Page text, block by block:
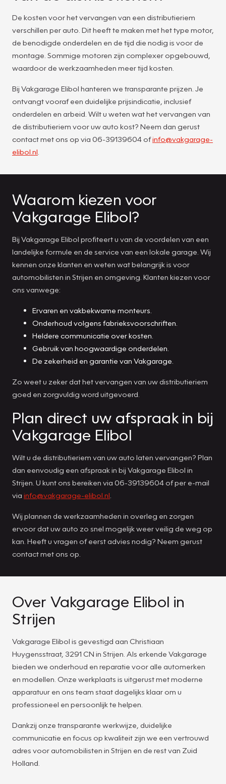
De kosten voor het vervangen van een distributieriem
verschillen per auto. Dit heeft te maken met het type motor,
de benodigde onderdelen en de tijd die nodig is voor de
montage. Sommige motoren zijn complexer opgebouwd,
waardoor de werkzaamheden meer tijd kosten.
Bij Vakgarage Elibol hanteren we transparante prijzen. Je
ontvangt vooraf een duidelijke prijsindicatie, inclusief
onderdelen en arbeid. Wilt u weten wat het vervangen van
de distributieriem voor uw auto kost? Neem dan gerust
contact met ons op via 06-39139604 ofinfo@vakgarage-
elibol.nl
Waarom kiezen voor
Vakgarage Elibol?
Bij Vakgarage Elibol profiteert u van de voordelen van een
landelijke formule en de service van een lokale garage. Wij
kennen onze klanten en weten wat belangrijk is voor
automobilisten in Strijen en omgeving. Klanten kiezen voor
ons vanwege:
Ervaren en vakbekwame monteurs.
Onderhoud volgens fabrieksvoorschriften.
Heldere communicatie over kosten.
Gebruik van hoogwaardige onderdelen.
De zekerheid en garantie van Vakgarage.
Zo weet u zeker dat het vervangen van uw distributieriem
goed en zorgvuldig word uitgevoerd.
Plan direct uw afspraak in bij
Vakgarage Elibol
Wilt u de distributieriem van uw auto laten vervangen? Plan
dan eenvoudig een afspraak in bij Vakgarage Elibol in
Strijen. U kunt ons bereiken via 06-39139604 of per e-mail
via info@vakgarage-elibol.nl
Wij plannen de werkzaamheden in overleg en zorgen
ervoor dat uw auto zo snel mogelijk weer veilig de weg op
kan. Heeft u vragen of eerst advies nodig? Neem gerust
contact met ons op.
Over Vakgarage Elibol in
Strijen
Vakgarage Elibol is gevestigd aan Christiaan
Huygensstraat, 3291 CN in Strijen. Als erkende Vakgarage
bieden we onderhoud en reparatie voor alle automerken
en modellen. Onze werkplaats is uitgerust met moderne
apparatuur en ons team staat dagelijks klaar om u
professioneel en persoonlijk te helpen.
Dankzij onze transparante werkwijze, duidelijke
communicatie en focus op kwaliteit zijn we een vertrouwd
adres voor automobilisten in Strijen en de rest van Zuid
Holland.